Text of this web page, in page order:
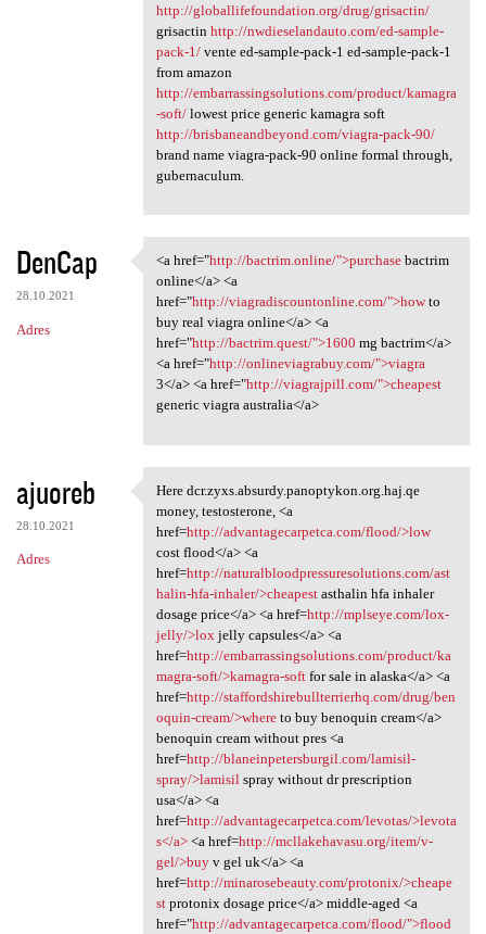
http://globallifefoundation.org/drug/grisactin/
grisactin http://nwdieselandauto.com/ed-sample-
pack-1/vente ed-sample-pack-1 ed-sample-pack-1
from amazon
http://embarrassingsolutions.com/product/kamagra
-soft/lowest price generic kamagra soft
http://brisbaneandbeyond.com/viagra-pack-90/
brand name viagra-pack-90 online formal through,
gubernaculum.
DenCap
28.10.2021
Adres
<a href="http://bactrim
<a href="http://bactrim.online/">purchasebactrim
online</a> <a
href="http://viagradiscountonline.com/">howto
buy real viagra online</a> <a
href="http://bactrim.quest/">1600 mg bactrim</a>
<a href="http://onlineviagrabuy.com/">viagra
3</a> <a href="http://viagrajpill.com/">cheapest
generic viagra australia</a>
ajuoreb
28.10.2021
Adres
Here dcr.zyxs.absurdy
Here dcr.zyxs.absurdy.panoptykon.org.haj.qe
money, testosterone, <a
href=http://advantagecarpetca.com/flood/>low
cost flood</a> <a
href=http://naturalbloodpressuresolutions.com/ast
halin-hfa-inhaler/>cheapestasthalin hfa inhaler
dosage price</a> <a href=http://mplseye.com/lox-
jelly/>loxjelly capsules</a> <a
href=http://embarrassingsolutions.com/product/ka
magra-soft/>kamagra-softfor sale in alaska</a> <a
href=http://staffordshirebullterrierhq.com/drug/ben
oquin-cream/>whereto buy benoquin cream</a>
benoquin cream without pres <a
href=http://blaneinpetersburgil.com/lamisil-
spray/>lamisilspray without dr prescription
usa</a> <a
href=http://advantagecarpetca.com/levotas/>levota
s</a><a href=http://mcllakehavasu.org/item/v-
gel/>buyv gel uk</a> <a
href=http://minarosebeauty.com/protonix/>cheape
stprotonix dosage price</a> middle-aged <a
href="http://advantagecarpetca.com/flood/">flood